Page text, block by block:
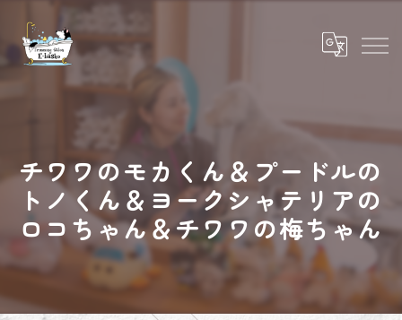
チワワのモカくん＆プードルの
トノくん＆ヨークシャテリアの
ロコちゃん＆チワワの梅ちゃん